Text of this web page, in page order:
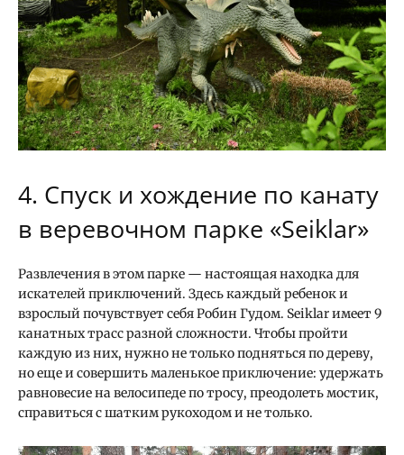
4. Спуск и хождение по канату
в веревочном парке «Seiklar»
Развлечения в этом парке — настоящая находка для
искателей приключений. Здесь каждый ребенок и
взрослый почувствует себя Робин Гудом. Seiklar имеет 9
канатных трасс разной сложности. Чтобы пройти
каждую из них, нужно не только подняться по дереву,
но еще и совершить маленькое приключение: удержать
равновесие на велосипеде по тросу, преодолеть мостик,
справиться с шатким рукоходом и не только.